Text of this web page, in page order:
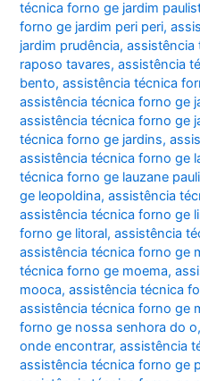
técnica forno ge jardim
forno ge jardim peri peri,
jardim prudência,assistência
raposo tavares,assistência
bento,assistência técnica
assistência técnica forno ge
assistência técnica forno ge
técnica forno ge jardins,
assistência técnica forno ge
técnica forno ge lauzane
ge leopoldina,assistência
assistência técnica forno ge
forno ge litoral,assistência
assistência técnica forno ge
técnica forno ge moema,
mooca,assistência técnica
assistência técnica forno ge
forno ge nossa senhora do o
onde encontrar,assistência
assistência técnica forno ge